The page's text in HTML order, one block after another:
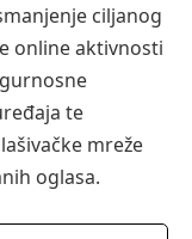
ciljanog
online aktivnosti
te
mreže
oglasa.